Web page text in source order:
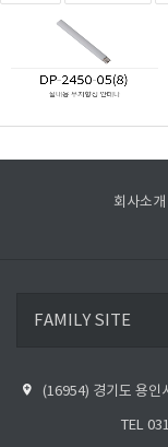
회사소개
FAMILY SITE
디바넷 바로가기
디바넷 블로그 바로가
(16954) 경기도 용인
TEL